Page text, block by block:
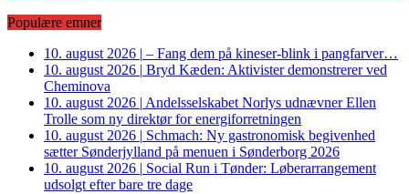
Populære emner
10. august 2026 | – Fang dem på kineser-blink i pangfarver…
10. august 2026 | Bryd Kæden: Aktivister demonstrerer ved
Cheminova
10. august 2026 | Andelsselskabet Norlys udnævner Ellen
Trolle som ny direktør for energiforretningen
10. august 2026 | Schmach: Ny gastronomisk begivenhed
sætter Sønderjylland på menuen i Sønderborg 2026
10. august 2026 | Social Run i Tønder: Løberarrangement
udsolgt efter bare tre dage